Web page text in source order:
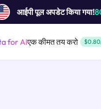
आईपी ​​पूल अपडेट किया गया!
for AIएक कीमत तय करो